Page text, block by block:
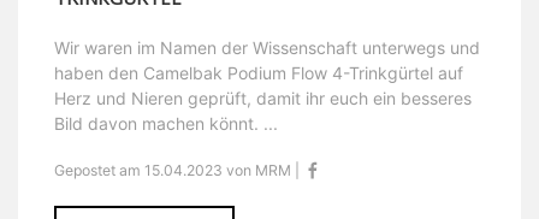
Wir waren im Namen der Wissenschaft unterwegs und
haben den Camelbak Podium Flow 4-Trinkgürtel auf
Herz und Nieren geprüft, damit ihr euch ein besseres
Bild davon machen könnt. ...
Gepostet am 15.04.2023 von MRM |